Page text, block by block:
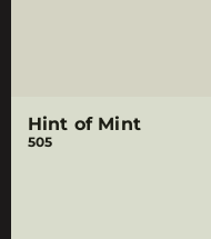
Hint of Mint
505